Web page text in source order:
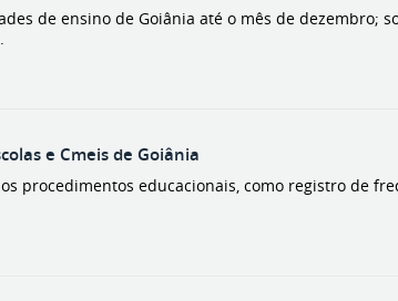
de ensino de Goiânia até o mês de dezembro;
e Cmeis de Goiânia
procedimentos educacionais, como registro de